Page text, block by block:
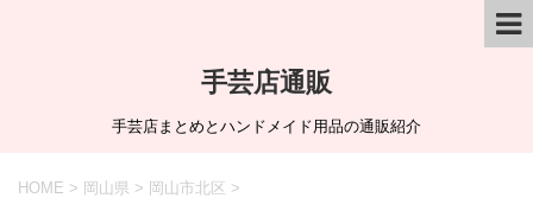
手芸店通販
手芸店まとめとハンドメイド用品の通販紹介
HOME > 岡山県 > 岡山市北区 >